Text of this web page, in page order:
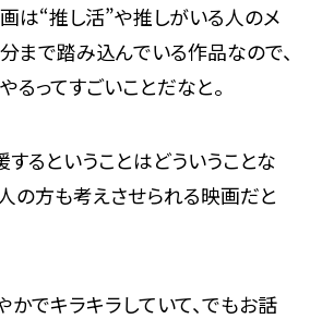
は“推し活”や推しがいる人のメ
まで踏み込んでいる作品なので、
るってすごいことだなと。
るということはどういうことな
の方も考えさせられる映画だと
かでキラキラしていて、でもお話